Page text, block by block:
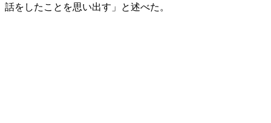
話をしたことを思い出す」と述べた。